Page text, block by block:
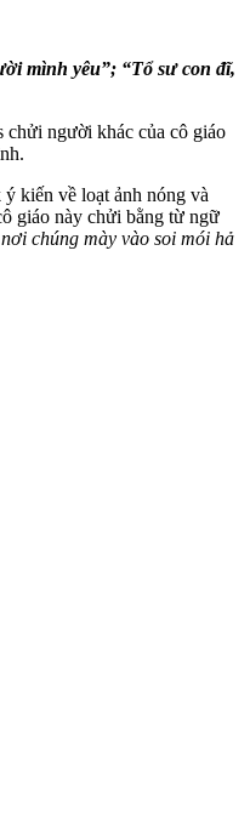
mình yêu”; “Tổ sư con đĩ,
chửi người khác của cô giáo
kiến về loạt ảnh nóng và
giáo này chửi bằng từ ngữ
chúng mày vào soi mói hả